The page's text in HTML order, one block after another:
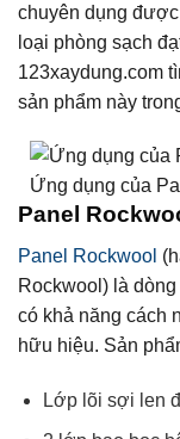
chuyên dụng
loại phòng sạch
123xaydung.com
sản phẩm này
Ứng dụng của
Panel
Panel Rockwool
Rockwool) là
có khả năng cách
hữu hiệu. Sản
Lớp lõi sợi len